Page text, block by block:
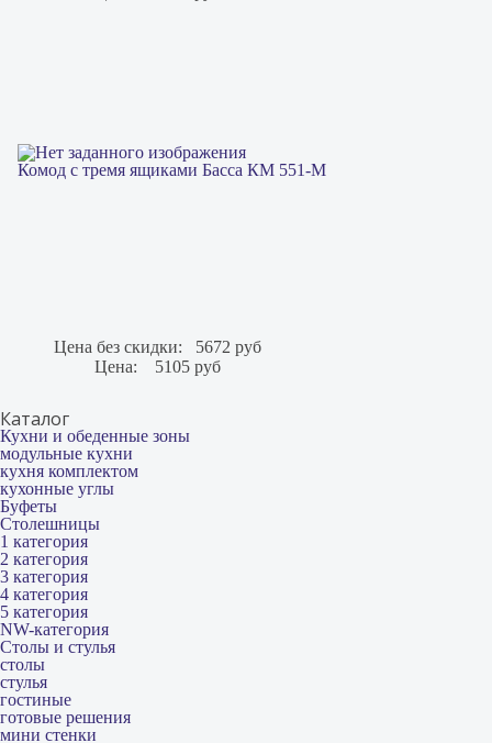
Комод с тремя ящиками Басса КМ 551-М
Цена без скидки:
5672 руб
Цена:
5105 руб
Каталог
Кухни и обеденные зоны
модульные кухни
кухня комплектом
кухонные углы
Буфеты
Столешницы
1 категория
2 категория
3 категория
4 категория
5 категория
NW-категория
Столы и стулья
столы
стулья
гостиные
готовые решения
мини стенки